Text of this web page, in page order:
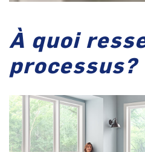
À quoi
processus?